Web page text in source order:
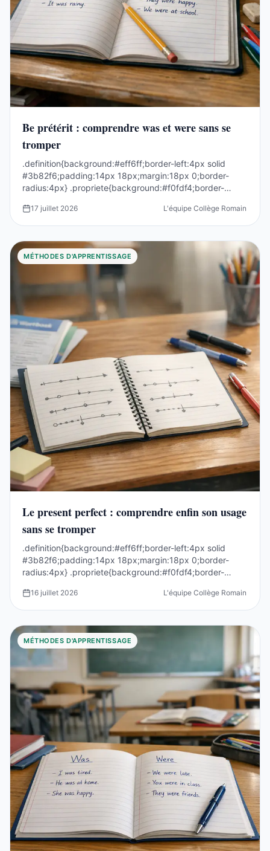
Be prétérit : comprendre was et were sans se
tromper
.definition{background:#eff6ff;border-left:4px solid
#3b82f6;padding:14px 18px;margin:18px 0;border-
radius:4px} .propriete{background:#f0fdf4;border-
17 juillet 2026 L'équipe Collège Romain
MÉTHODES D'APPRENTISSAGE
Le present perfect : comprendre enfin son usage
sans se tromper
.definition{background:#eff6ff;border-left:4px solid
#3b82f6;padding:14px 18px;margin:18px 0;border-
radius:4px} .propriete{background:#f0fdf4;border-
16 juillet 2026 L'équipe Collège Romain
MÉTHODES D'APPRENTISSAGE